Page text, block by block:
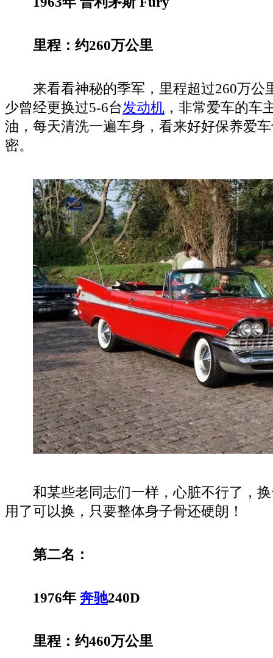
里程：约260万公里
来看看神秘的季军，里程超过260万公
少曾经更换过5-6台发动机 ，非常爱车的车
油，每天清洗一遍车身，看来好好保养爱
密。
和某些老同志们一样，心脏不行了，换
用了可以换，只要整体身子骨还硬朗！
第二名：
1976年 奔驰240D
里程：约460万公里